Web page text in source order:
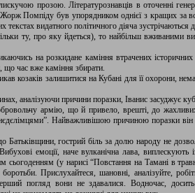
прозою. Літературознавців в оточенні
Помпіду був упорядником однієї з кращих за
текстах видатного політичного діяча
ту, про яку йдеться), то найбільш вживаними
на розкидане каміння втрачених
що час вже каміння збирати.
козаків залишитися на Кубані для її охорони,
аналізуючи причини поразки, Іванис засуджує
армію, що й привело, врешті, до
Найважливішою причиною поразки
гострий біль за долю народу не
емоції, наче вулканічна лава, виплескують
(у нарисі “Повстання на Тамані в
Прислухайтеся, шановні, аналізуйте,
погляд вони не здавалися. Водночас,